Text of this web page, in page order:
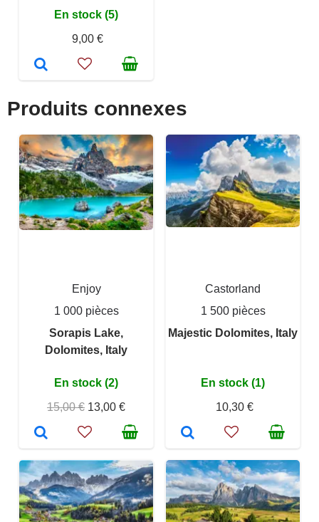
En stock (5)
9,00 €
Produits connexes
Enjoy
1 000 pièces
Sorapis Lake,
Dolomites, Italy
En stock (2)
15,00 € 13,00 €
Castorland
1 500 pièces
Majestic Dolomites, Italy
En stock (1)
10,30 €